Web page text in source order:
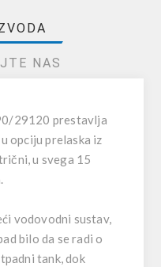
NAS
29120 prestavlja
opciju prelaska iz
u svega 15
vodovodni sustav,
bilo da se radi o
tank, dok